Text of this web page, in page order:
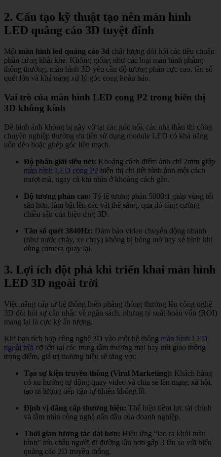
2. Cấu tạo kỹ thuật tạo nên màn hình
LED quảng cáo 3D tuyệt đỉnh
Một màn hình led quảng cáo 3d chất lượng đòi hỏi các tiêu chuẩn
phần cứng khắt khe. Không giống như các loại màn hình phẳng
thông thường, màn hình 3D yêu cầu độ tương phản cực cao, tần số
quét lớn và khả năng xử lý góc cong hoàn hảo.
Vai trò của màn hình LED cong P2 trong hiển thị
3D không kính
Để hình ảnh không bị gãy vỡ tại các góc nối, các nhà thầu thi công
chuyên nghiệp thường ưu tiên sử dụng module LED có khả năng
uốn dẻo hoặc ghép góc liền mạch.
Độ phân giải siêu nét: Khoảng cách điểm ảnh chỉ 2mm giúp
màn hình LED cong P2 hiển thị chi tiết hình ảnh một cách
mượt mà, ngay cả khi nhìn ở khoảng cách gần.
Độ tương phản cao: Tỷ lệ tương phản 5000:1 giúp vùng tối
sâu hơn, làm bật lên các vật thể sáng, qua đó tăng cường
chiều sâu của hiệu ứng 3D.
Tần số quét 3840Hz: Đảm bảo video chuyển động nhanh
(như nước chảy, xe chạy) không bị bóng mờ hay xé hình khi
dùng camera quay lại.
3. Lợi ích đột phá khi triển khai màn hình
LED 3D ngoài trời
Việc nâng cấp từ hệ thống biển phẳng thông thường lên công nghệ
3D đòi hỏi sự cân nhắc về ngân sách, nhưng tỷ suất hoàn vốn (ROI)
mang lại là cực kỳ ấn tượng.
Khi bạn tích hợp công nghệ 3D vào một hệ thống màn hình LED
ngoài trời cỡ lớn tại các trung tâm thương mại hay nút giao thông
trọng điểm, giá trị thương hiệu sẽ tăng vọt:
Tạo sự kiện truyền thông (Viral Marketing): Khách hàng
có xu hướng tự động quay video và chia sẻ lên mạng xã hội,
tạo ra lượng tiếp cận tự nhiên khổng lồ.
Định vị đẳng cấp thương hiệu: Thể hiện tiềm lực tài chính
và tầm nhìn công nghệ dẫn đầu của doanh nghiệp.
Thời gian tương tác dài hơn: Hiệu ứng “lao ra khỏi màn
hình” níu chân người đi đường lâu hơn gấp 3 lần so với biển
quảng cáo 2D truyền thống.